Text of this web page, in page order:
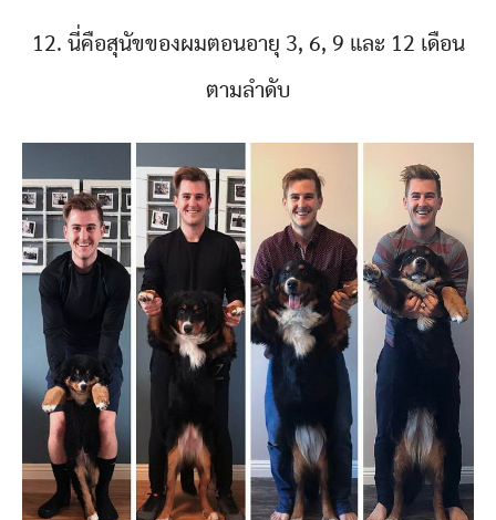
12. นี่คือสุนัขของผมตอนอายุ 3, 6, 9 และ 12 เดือน
ตามลำดับ